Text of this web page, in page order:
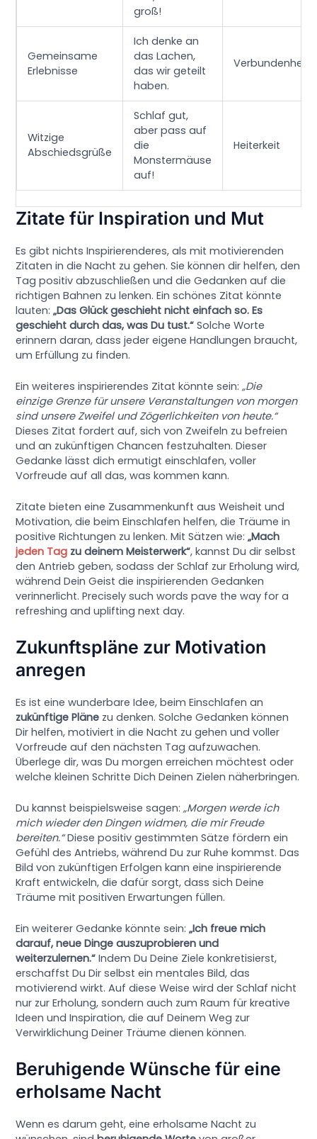
groß!
Gemeinsame
Erlebnisse
Ich denke an
das Lachen,
das wir geteilt
haben.
Verbundenheit
Witzige
Abschiedsgrüße
Schlaf gut,
aber pass auf
die
Monstermäuse
auf!
Heiterkeit
Zitate für Inspiration und Mut
Es gibt nichts Inspirierenderes, als mit motivierenden
Zitaten in die Nacht zu gehen. Sie können dir helfen, den
Tag positiv abzuschließen und die Gedanken auf die
richtigen Bahnen zu lenken. Ein schönes Zitat könnte
lauten:„Das Glück geschieht nicht einfach so. Es
geschieht durch das, was Du tust.“ Solche Worte
erinnern daran, dass jeder eigene Handlungen braucht,
um Erfüllung zu finden.
Ein weiteres inspirierendes Zitat könnte sein:„Die
einzige Grenze für unsere Veranstaltungen von morgen
sind unsere Zweifel und Zögerlichkeiten von heute.“
Dieses Zitat fordert auf, sich von Zweifeln zu befreien
und an zukünftigen Chancen festzuhalten. Dieser
Gedanke lässt dich ermutigt einschlafen, voller
Vorfreude auf all das, was kommen kann.
Zitate bieten eine Zusammenkunft aus Weisheit und
Motivation, die beim Einschlafen helfen, die Träume in
positive Richtungen zu lenken. Mit Sätzen wie:„Mach
jeden Tag zu deinem Meisterwerk“, kannst Du dir selbst
den Antrieb geben, sodass der Schlaf zur Erholung wird,
während Dein Geist die inspirierenden Gedanken
verinnerlicht. Precisely such words pave the way for a
refreshing and uplifting next day.
Zukunftspläne zur Motivation
anregen
Es ist eine wunderbare Idee, beim Einschlafen an
zukünftige Pläne zu denken. Solche Gedanken können
Dir helfen, motiviert in die Nacht zu gehen und voller
Vorfreude auf den nächsten Tag aufzuwachen.
Überlege dir, was Du morgen erreichen möchtest oder
welche kleinen Schritte Dich Deinen Zielen näherbringen.
Du kannst beispielsweise sagen:„Morgen werde ich
mich wieder den Dingen widmen, die mir Freude
bereiten.“Diese positiv gestimmten Sätze fördern ein
Gefühl des Antriebs, während Du zur Ruhe kommst. Das
Bild von zukünftigen Erfolgen kann eine inspirierende
Kraft entwickeln, die dafür sorgt, dass sich Deine
Träume mit positiven Erwartungen füllen.
Ein weiterer Gedanke könnte sein:„Ich freue mich
darauf, neue Dinge auszuprobieren und
weiterzulernen.“ Indem Du Deine Ziele konkretisierst,
erschaffst Du Dir selbst ein mentales Bild, das
motivierend wirkt. Auf diese Weise wird der Schlaf nicht
nur zur Erholung, sondern auch zum Raum für kreative
Ideen und Inspiration, die auf Deinem Weg zur
Verwirklichung Deiner Träume dienen können.
Beruhigende Wünsche für eine
erholsame Nacht
Wenn es darum geht, eine erholsame Nacht zu